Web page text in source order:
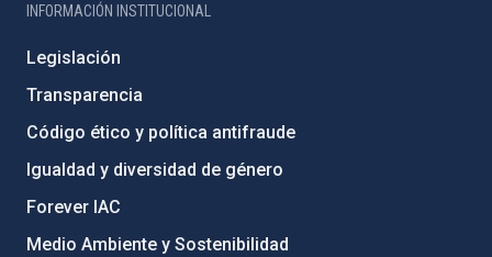
INFORMACIÓN INSTITUCIONAL
Legislación
Transparencia
Código ético y política antifraude
Igualdad y diversidad de género
Forever IAC
Medio Ambiente y Sostenibilidad